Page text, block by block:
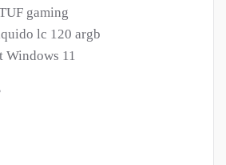
gaming
lc 120 argb
Windows 11